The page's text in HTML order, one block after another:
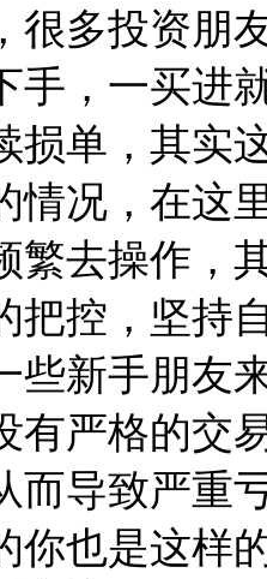
很多投资朋
手，一买进
损单，其实
情况，在这
繁去操作，
把控，坚持
些新手朋友
有严格的交
而导致严重
你也是这样